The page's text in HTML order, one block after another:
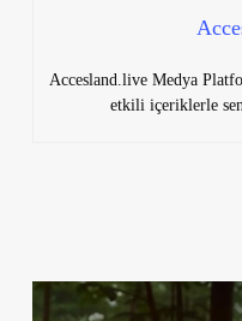
Accesland.live Medya
etkili içeriklerle